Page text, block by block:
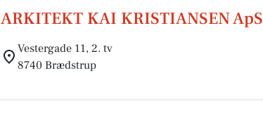
ARKITEKT KAI KRISTIANSEN ApS
Vestergade 11, 2. tv
8740 Brædstrup